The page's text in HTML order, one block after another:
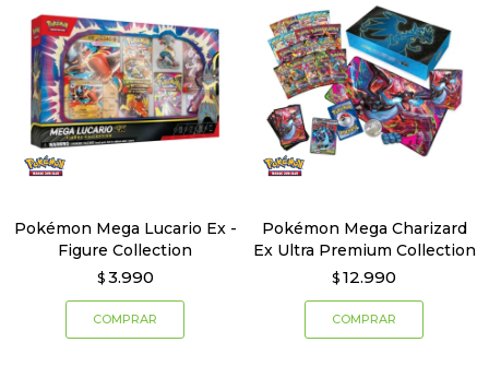
Pokémon Mega Lucario Ex -
Figure Collection
$ 3.990
Pokémon Mega Charizard
Ex Ultra Premium Collection
$ 12.990